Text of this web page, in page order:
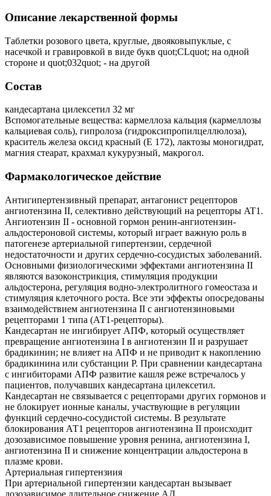
Описание лекарственной формы
Таблетки розового цвета, круглые, двояковыпуклые, с
насечкой и гравировкой в виде букв quot;CLquot; на одной
стороне и quot;032quot; - на другой
Состав
кандесартана цилексетил 32 мг
Вспомогательные вещества: кармеллоза кальция (кармеллозы
кальциевая соль), гипролоза (гидроксипропилцеллюлоза),
краситель железа оксид красный (E 172), лактозы моногидрат,
магния стеарат, крахмал кукурузный, макрогол.
Фармакологическое действие
Антигипертензивный препарат, антагонист рецепторов
ангиотензина II, селективно действующий на рецепторы AT1.
Ангиотензин II - основной гормон ренин-ангиотензин-
альдостероновой системы, который играет важную роль в
патогенезе артериальной гипертензии, сердечной
недостаточности и других сердечно-сосудистых заболеваний.
Основными физиологическими эффектами ангиотензина II
являются вазоконстрикция, стимуляция продукции
альдостерона, регуляция водно-электролитного гомеостаза и
стимуляция клеточного роста. Все эти эффекты опосредованы
взаимодействием ангиотензина II с ангиотензиновыми
рецепторами 1 типа (АТ1-рецепторы).
Кандесартан не ингибирует АПФ, который осуществляет
превращение ангиотензина I в ангиотензин II и разрушает
брадикинин; не влияет на АПФ и не приводит к накоплению
брадикинина или субстанции Р. При сравнении кандесартана
с ингибиторами АПФ развитие кашля реже встречалось у
пациентов, получавших кандесартана цилексетил.
Кандесартан не связывается с рецепторами других гормонов и
не блокирует ионные каналы, участвующие в регуляции
функций сердечно-сосудистой системы. В результате
блокирования АТ1 рецепторов ангиотензина II происходит
дозозависимое повышение уровня ренина, ангиотензина I,
ангиотензина II и снижение концентрации альдостерона в
плазме крови.
Артериальная гипертензиия
При артериальной гипертензии кандесартан вызывает
дозозависимое длительное снижение АД.